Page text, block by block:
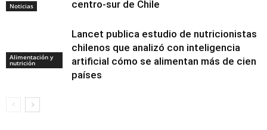
Noticias centro-sur de Chile
Alimentación y
nutrición
Lancet publica estudio de nutricionistas
chilenos que analizó con inteligencia
artificial cómo se alimentan más de cien
países